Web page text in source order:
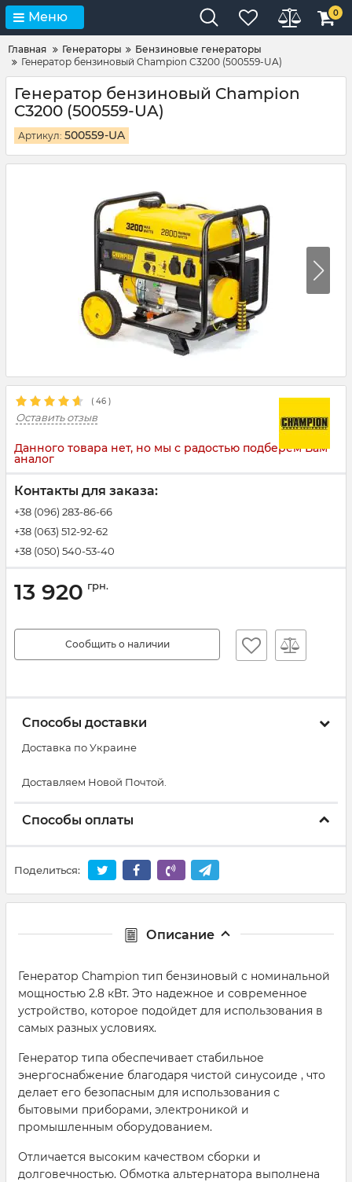
Меню 0
Главная Генераторы
Бензиновые генераторы
Генератор бензиновый Champion C3200 (500559-UA)
Генератор бензиновый Champion
C3200 (500559-UA)
Артикул: 500559-UA
( 46 )
Оставить отзыв
Данного товара нет, но мы с радостью подберем Вам
аналог
Контакты для заказа:
+38 (096) 283-86-66
+38 (063) 512-92-62
+38 (050) 540-53-40
13 920 грн.
Сообщить о наличии
Способы доставки
Доставка по Украине
Доставляем Новой Почтой.
Способы оплаты
Поделиться:
Описание
Генератор Champion тип бензиновый с номинальной
мощностью 2.8 кВт. Это надежное и современное
устройство, которое подойдет для использования в
самых разных условиях.
Генератор типа обеспечивает стабильное
энергоснабжение благодаря чистой синусоиде , что
делает его безопасным для использования с
бытовыми приборами, электроникой и
промышленным оборудованием.
Отличается высоким качеством сборки и
долговечностью. Обмотка альтернатора выполнена